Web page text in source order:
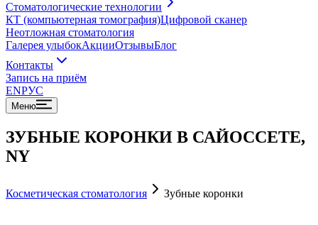
Стоматологические технологии
КТ (компьютерная томография)Цифровой сканер
Неотложная стоматология
Галерея улыбокАкцииОтзывыБлог
Контакты
Запись на приём
ENРУС
Меню
ЗУБНЫЕ КОРОНКИ В САЙОССЕТЕ,
NY
Косметическая стоматология Зубные коронки